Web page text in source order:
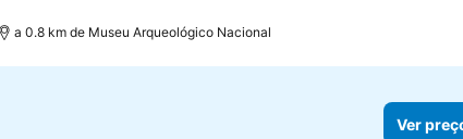
a 0.8 km de Museu Arqueológico Nacional
Ver